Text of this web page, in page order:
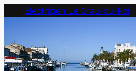
Electricien Le Grau-du-Roi